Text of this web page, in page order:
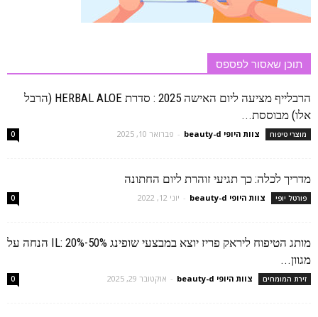
תוכן שאסור לפספס
הרבלייף מציעה ליום האישה 2025 : סדרת HERBAL ALOE (הרבל
אלו) מבוססת...
מוצרי טיפוח צוות היופי beauty-d - פברואר 10, 2025 0
מדריך לכלה: כך תגיעי זוהרת ליום החתונה
פורטל יופי צוות היופי beauty-d - יוני 12, 2022 0
מותג הטיפוח ליראק פריז יוצא במבצעי שופינג IL: 20%-50% הנחה על
מגוון...
זירת המומחים צוות היופי beauty-d - אוקטובר 29, 2025 0